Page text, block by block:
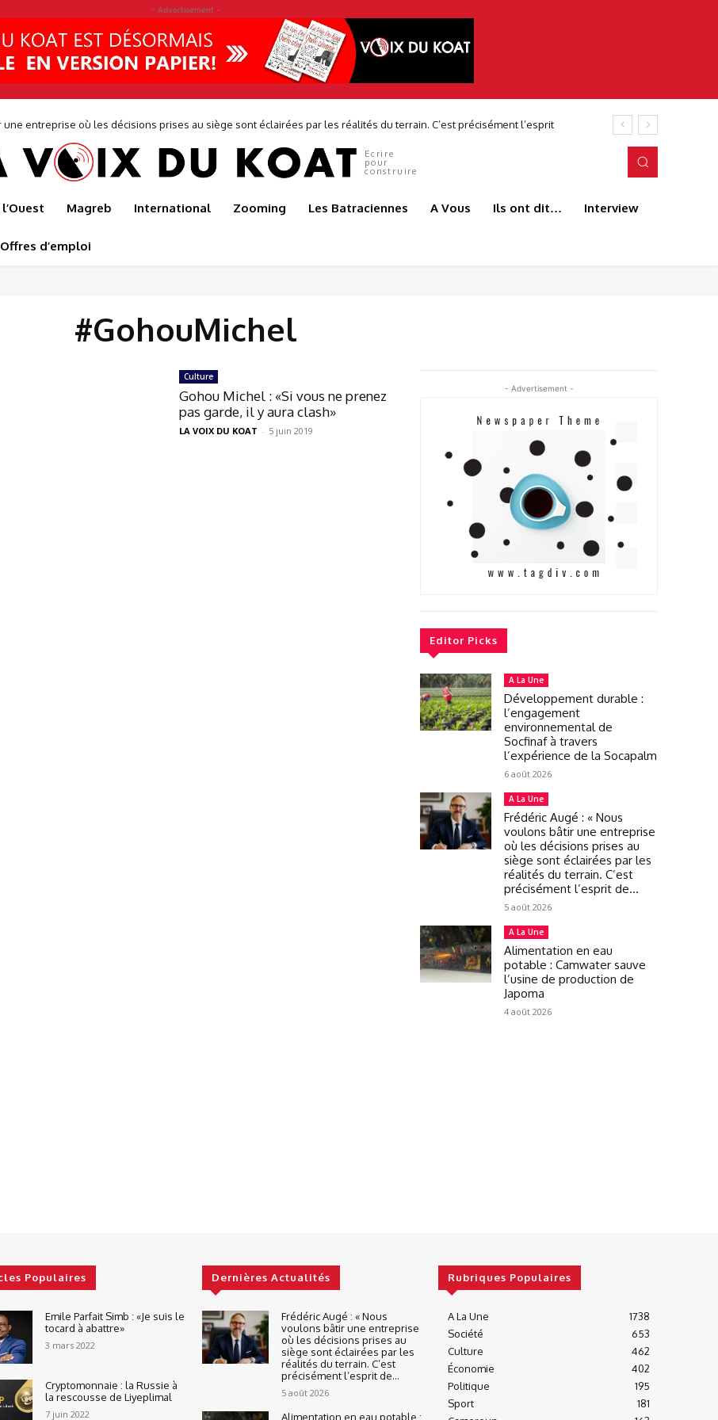
- Advertisement -
une entreprise où les décisions prises au siège sont éclairées par les réalités du terrain. C’est précisément l’esprit
Ecrire
pour
construire
Magreb International Zooming Les Batraciennes A Vous Ils ont dit… Interview
Offres d’emploi
#GohouMichel
Culture
Gohou Michel : «Si vous ne prenez
pas garde, il y aura clash»
LA VOIX DU KOAT - 5 juin 2019
- Advertisement -
Editor Picks
A La Une
Développement durable :
l’engagement
environnemental de
Socfinaf à travers
l’expérience de la Socapalm
6 août 2026
A La Une
Frédéric Augé : « Nous
voulons bâtir une entreprise
où les décisions prises au
siège sont éclairées par les
réalités du terrain. C’est
précisément l’esprit de...
5 août 2026
A La Une
Alimentation en eau
potable : Camwater sauve
l’usine de production de
Japoma
4 août 2026
Populaires
Emile Parfait Simb : «Je suis le
tocard à abattre»
3 mars 2022
Cryptomonnaie : la Russie à
la rescousse de Liyeplimal
7 juin 2022
Dernières Actualités
Frédéric Augé : « Nous
voulons bâtir une entreprise
où les décisions prises au
siège sont éclairées par les
réalités du terrain. C’est
précisément l’esprit de...
5 août 2026
Alimentation en eau potable :
Rubriques Populaires
A La Une
1738
Société
653
Culture
462
Économie
402
Politique
195
Sport
181